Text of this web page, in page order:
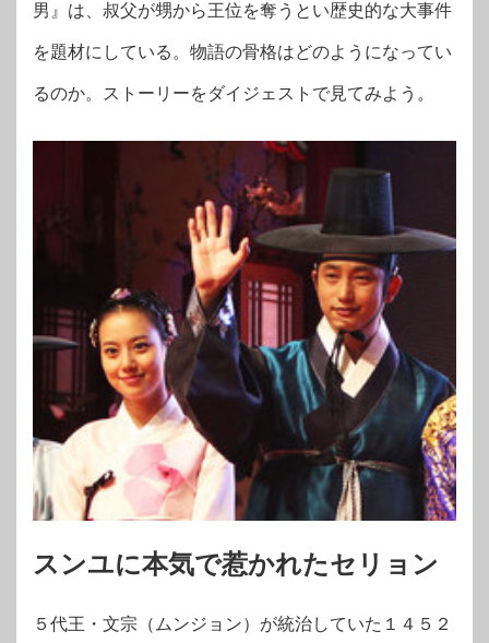
男』は、叔父が甥から王位を奪うとい歴史的な大事件
を題材にしている。物語の骨格はどのようになってい
るのか。ストーリーをダイジェストで見てみよう。
スンユに本気で惹かれたセリョン
５代王・文宗（ムンジョン）が統治していた１４５２